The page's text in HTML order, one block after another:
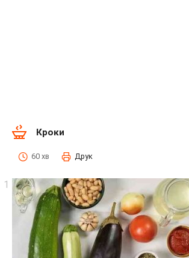
Кроки
60 хв Друк